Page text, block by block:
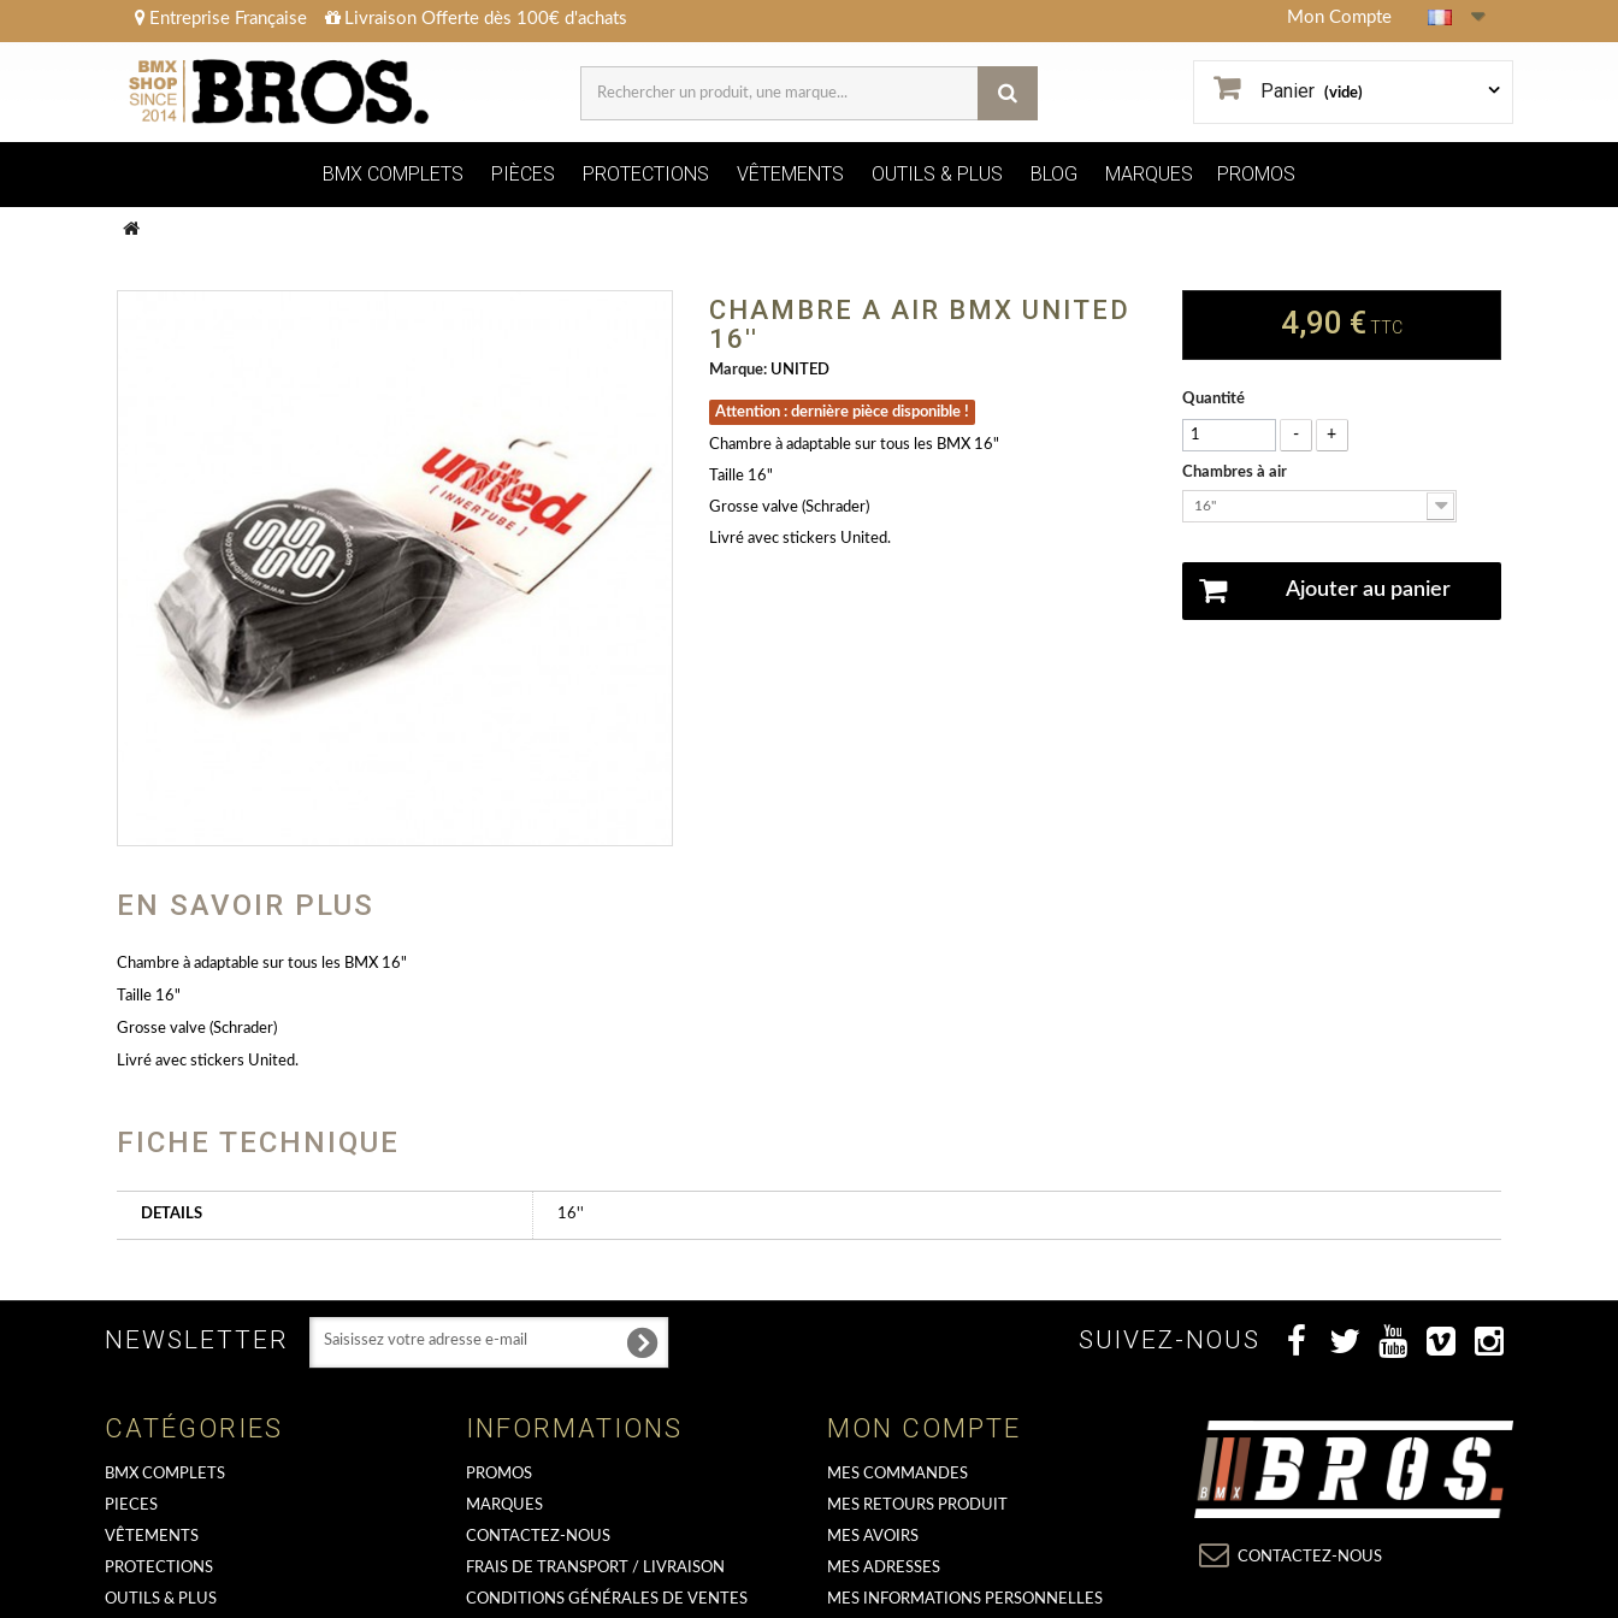
Entreprise Française Livraison Offerte dès 100€ d'achats Mon Compte
Panier (vide)
BMX COMPLETS PIÈCES PROTECTIONS VÊTEMENTS OUTILS & PLUS BLOG MARQUES PROMOS
CHAMBRE A AIR BMX UNITED
16''
Marque: UNITED
Attention : dernière pièce disponible !
Chambre à adaptable sur tous les BMX 16"
Taille 16"
Grosse valve (Schrader)
Livré avec stickers United.
4,90 € TTC
Quantité
- +
Chambres à air
16"
Ajouter au panier
EN SAVOIR PLUS
Chambre à adaptable sur tous les BMX 16"
Taille 16"
Grosse valve (Schrader)
Livré avec stickers United.
FICHE TECHNIQUE
DETAILS 16''
NEWSLETTER SUIVEZ-NOUS
CATÉGORIES
BMX COMPLETS
PIECES
VÊTEMENTS
PROTECTIONS
OUTILS & PLUS
INFORMATIONS
PROMOS
MARQUES
CONTACTEZ-NOUS
FRAIS DE TRANSPORT / LIVRAISON
CONDITIONS GÉNÉRALES DE VENTES
MON COMPTE
MES COMMANDES
MES RETOURS PRODUIT
MES AVOIRS
MES ADRESSES
MES INFORMATIONS PERSONNELLES
CONTACTEZ-NOUS